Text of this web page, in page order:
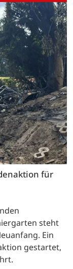
für
steht
Ein
gestartet,